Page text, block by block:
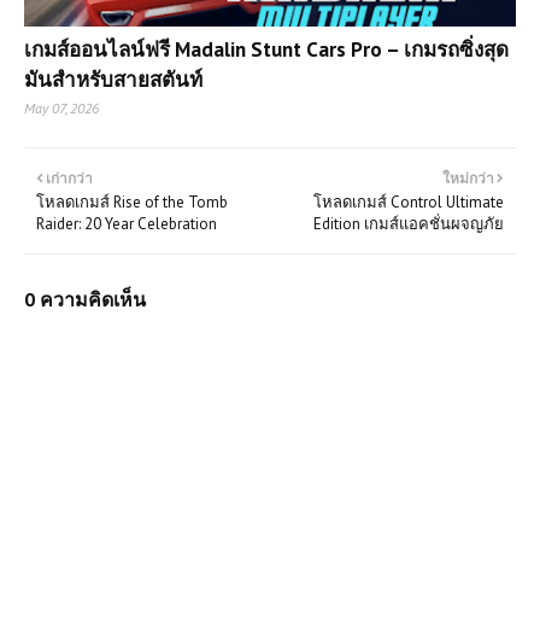
เกมส์ออนไลน์ฟรี Madalin Stunt Cars Pro – เกมรถซิ่งสุด
มันสำหรับสายสตันท์
May 07, 2026
ใหม่กว่า
โหลดเกมส์ Control Ultimate
Edition เกมส์แอคชั่นผจญภัย
เก่ากว่า
โหลดเกมส์ Rise of the Tomb
Raider: 20 Year Celebration
0 ความคิดเห็น
หลังวันสิ้นโลก
เล่นเกมส์ออนไลน์ฟรี CubeCraft
เกมส์ออนไลน์ฟรี Sniper Team 3 –
เกมยิงซุ่มสุดตื่นเต้น
เกมส์ออนไลน์ฟรี Truck Racing เกม